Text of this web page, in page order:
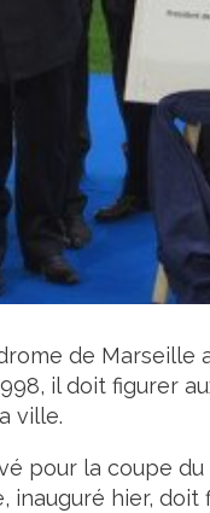
de Marseille
il doit figurer
ville.
pour la coupe
inauguré hier,